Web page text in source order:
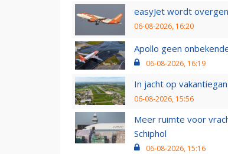
easyJet wordt
06-08-2026, 16:20
Apollo geen
06-08-2026, 16:19
In jacht op
06-08-2026, 15:56
Meer ruimte voor
Schiphol
06-08-2026, 15:16